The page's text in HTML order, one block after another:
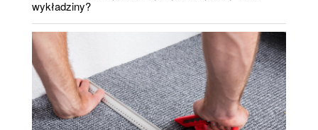
wykładziny?